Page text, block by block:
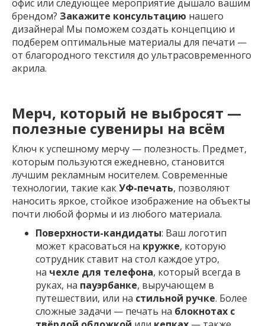
офис или следующее мероприятие дышало вашим
брендом? Закажите консультацию нашего
дизайнера! Мы поможем создать концепцию и
подберем оптимальные материалы для печати —
от благородного текстиля до ультрасовременного
акрила.
Мерч, который не выбросят —
полезные сувениры на всём
Ключ к успешному мерчу — полезность. Предмет,
которым пользуются ежедневно, становится
лучшим рекламным носителем. Современные
технологии, такие какУФ-печать, позволяют
наносить яркое, стойкое изображение на объекты
почти любой формы и из любого материала.
Поверхности-кандидаты: Ваш логотип
может красоваться на кружке, которую
сотрудник ставит на стол каждое утро,
на чехле для телефона, который всегда в
руках, на пауэрбанке, выручающем в
путешествии, или на стильной ручке. Более
сложные задачи — печать на блокнотах с